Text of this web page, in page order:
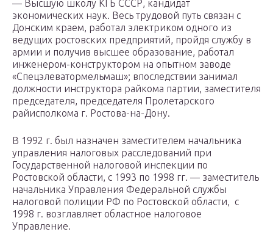
— Высшую школу КГБ СССР, кандидат
экономических наук. Весь трудовой путь связан с
Донским краем, работал электриком одного из
ведущих ростовских предприятий, пройдя службу в
армии и получив высшее образование, работал
инженером-конструктором на опытном заводе
«Спецэлеватормельмаш»; впоследствии занимал
должности инструктора райкома партии, заместителя
председателя, председателя Пролетарского
райисполкома г. Ростова-на-Дону.
В 1992 г. был назначен заместителем начальника
управления налоговых расследований при
Государственной налоговой инспекции по
Ростовской области, с 1993 по 1998 гг. — заместитель
начальника Управления Федеральной службы
налоговой полиции РФ по Ростовской области, с
1998 г. возглавляет областное налоговое
Управление.